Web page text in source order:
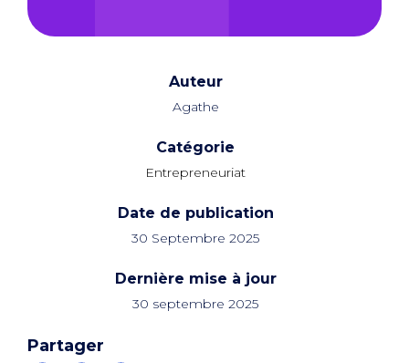
Auteur
Agathe
Catégorie
Entrepreneuriat
Date de publication
30 Septembre 2025
Dernière mise à jour
30 septembre 2025
Partager